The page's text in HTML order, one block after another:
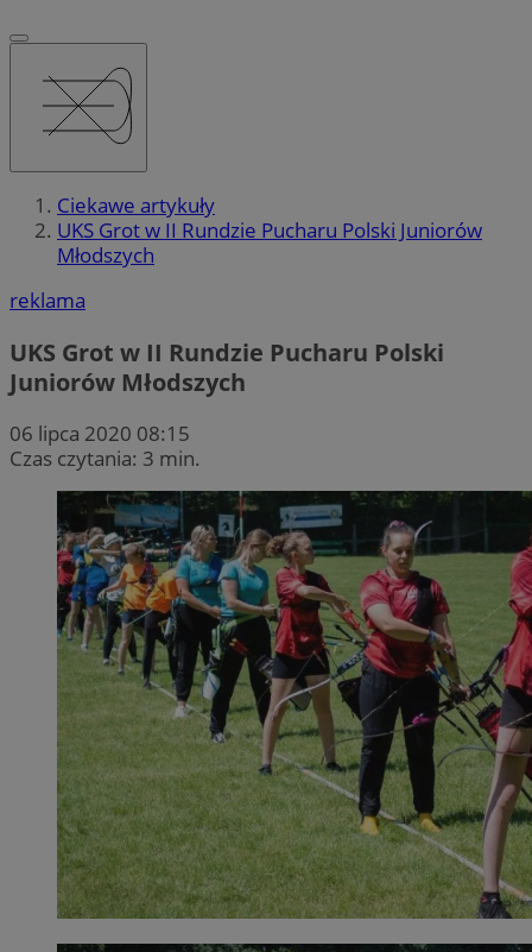
Ciekawe artykuły
UKS Grot w II Rundzie Pucharu Polski Juniorów
Młodszych
reklama
UKS Grot w II Rundzie Pucharu Polski
Juniorów Młodszych
06 lipca 2020 08:15
Czas czytania: 3 min.